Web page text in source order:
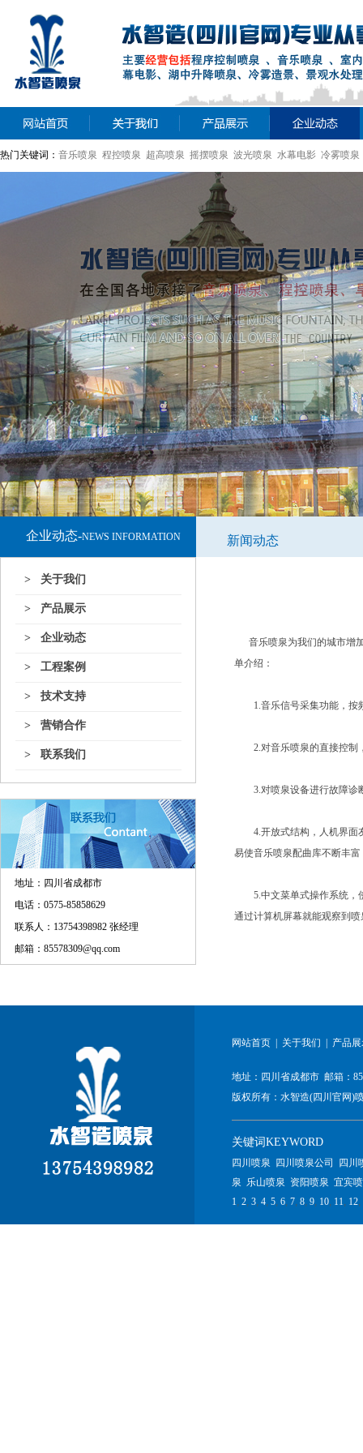
热门关键词： 音乐喷泉 程控喷泉 超高喷泉 摇摆喷泉 波光喷泉 水幕电影 冷雾喷
> 关于我们
> 产品展示
> 企业动态
> 工程案例
> 技术支持
> 营销合作
> 联系我们
地址： 四川省成都市
电话：0575-85858629
联系人：13754398982 张经理
邮箱：85578309@qq.com
音乐喷泉为我们的城市增
单介绍：
1.音乐信号采集功能，按
2.对音乐喷泉的直接控制
3.对喷泉设备进行故障诊
4.开放式结构，人机界面友
易使音乐喷泉配曲库不断丰
5.中文菜单式操作系统，使
通过计算机屏幕就能观察到
网站首页 关于我们 产品
地址：四川省成都市 邮箱：
版权所有： 水智造(四川官网)
关键词KEYWORD
四川喷泉 四川喷泉公司
四川
泉 乐山喷泉 资阳喷泉 宜宾
1, 2, 3, 4, 5, 6, 7, 8, 9, 10, 11, 12,
企业动态-NEWS INFORMATION 新闻动态